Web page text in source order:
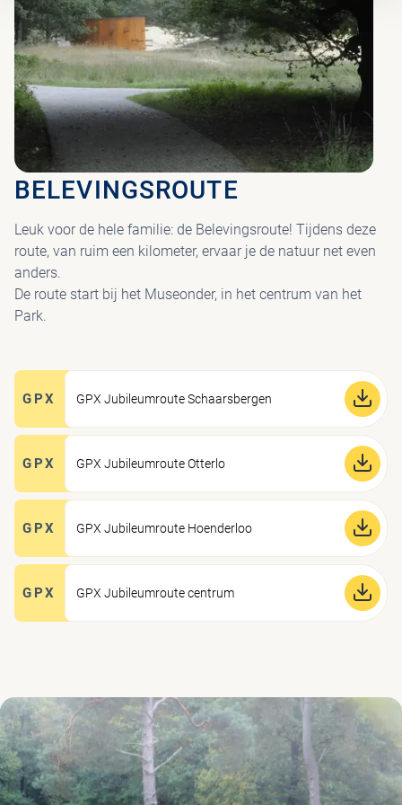
BELEVINGSROUTE
Leuk voor de hele familie: de Belevingsroute! Tijdens deze
route, van ruim een kilometer, ervaar je de natuur net even
anders.
De route start bij het Museonder, in het centrum van het
Park.
GPX GPX Jubileumroute Schaarsbergen
GPX GPX Jubileumroute Otterlo
GPX GPX Jubileumroute Hoenderloo
GPX GPX Jubileumroute centrum